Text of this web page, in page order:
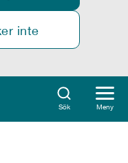
inte
Sök Meny